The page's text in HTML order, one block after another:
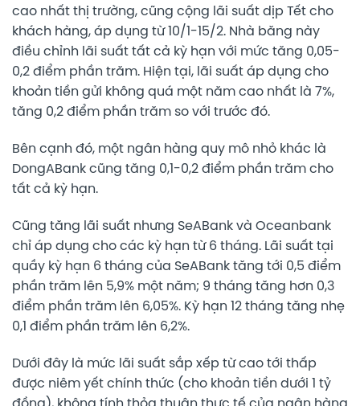
cao nhất thị trường, cũng cộng lãi suất dịp Tết cho
khách hàng, áp dụng từ 10/1-15/2. Nhà băng này
điều chỉnh lãi suất tất cả kỳ hạn với mức tăng 0,05-
0,2 điểm phần trăm. Hiện tại, lãi suất áp dụng cho
khoản tiền gửi không quá một năm cao nhất là 7%,
tăng 0,2 điểm phần trăm so với trước đó.
Bên cạnh đó, một ngân hàng quy mô nhỏ khác là
DongABank cũng tăng 0,1-0,2 điểm phần trăm cho
tất cả kỳ hạn.
Cũng tăng lãi suất nhưng SeABank và Oceanbank
chỉ áp dụng cho các kỳ hạn từ 6 tháng. Lãi suất tại
quầy kỳ hạn 6 tháng của SeABank tăng tới 0,5 điểm
phần trăm lên 5,9% một năm; 9 tháng tăng hơn 0,3
điểm phần trăm lên 6,05%. Kỳ hạn 12 tháng tăng nhẹ
0,1 điểm phần trăm lên 6,2%.
Dưới đây là mức lãi suất sắp xếp từ cao tới thấp
được niêm yết chính thức (cho khoản tiền dưới 1 tỷ